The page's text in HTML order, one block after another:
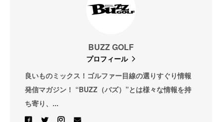
BUZZ GOLF
プロフィール
良いものミックス！ゴルファー目線の選りすぐり情報
発信マガジン！ “BUZZ（バズ）”とは様々な情報を持
ち寄り、...